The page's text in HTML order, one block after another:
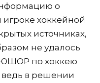
о
хоккейной
источниках,
не удалось
по хоккею
ведь в решении